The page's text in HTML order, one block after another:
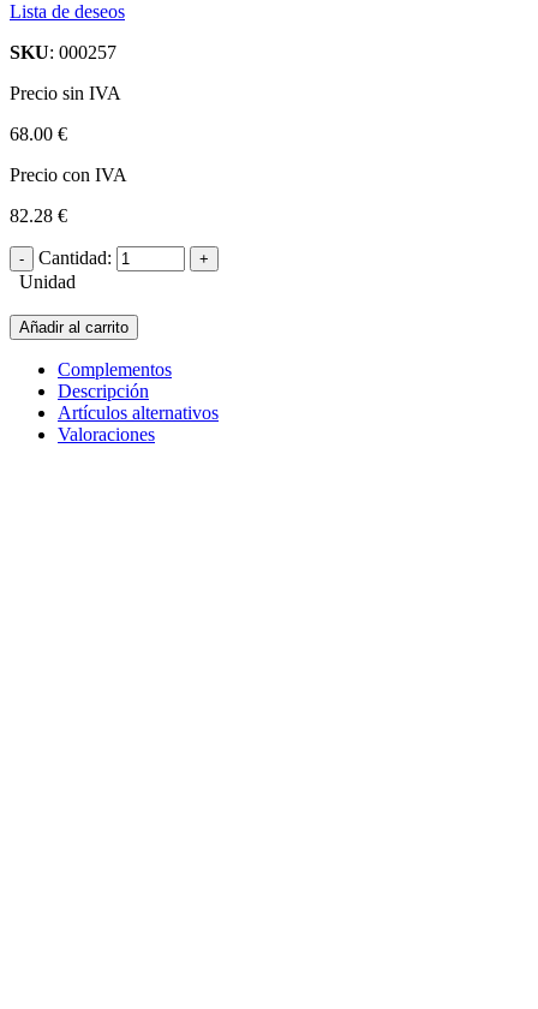
Lista de deseos
SKU: 000257
Precio sin IVA
68.00 €
Precio con IVA
82.28 €
Cantidad:
Unidad
Añadir al carrito
Complementos
Descripción
Artículos alternativos
Valoraciones